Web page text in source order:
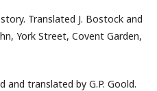
Translated J. Bostock and
York Street, Covent Garden,
and translated by G.P. Goold.